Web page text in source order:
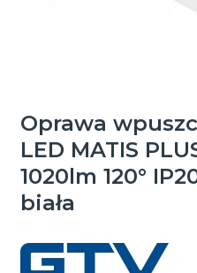
Oprawa
LED MATIS
1020lm 120°
biała